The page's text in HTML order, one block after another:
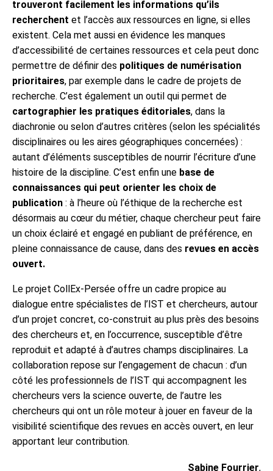
trouveront facilement les informations qu’ils
recherchent et l’accès aux ressources en ligne, si elles
existent. Cela met aussi en évidence les manques
d’accessibilité de certaines ressources et cela peut donc
permettre de définir des politiques de numérisation
prioritaires, par exemple dans le cadre de projets de
recherche. C’est également un outil qui permet de
cartographier les pratiques éditoriales, dans la
diachronie ou selon d’autres critères (selon les spécialités
disciplinaires ou les aires géographiques concernées) :
autant d’éléments susceptibles de nourrir l’écriture d’une
histoire de la discipline. C’est enfin une base de
connaissances qui peut orienter les choix de
publication : à l’heure où l’éthique de la recherche est
désormais au cœur du métier, chaque chercheur peut faire
un choix éclairé et engagé en publiant de préférence, en
pleine connaissance de cause, dans des revues en accès
ouvert.
Le projet CollEx-Persée offre un cadre propice au
dialogue entre spécialistes de l’IST et chercheurs, autour
d’un projet concret, co-construit au plus près des besoins
des chercheurs et, en l’occurrence, susceptible d’être
reproduit et adapté à d’autres champs disciplinaires. La
collaboration repose sur l’engagement de chacun : d’un
côté les professionnels de l’IST qui accompagnent les
chercheurs vers la science ouverte, de l’autre les
chercheurs qui ont un rôle moteur à jouer en faveur de la
visibilité scientifique des revues en accès ouvert, en leur
apportant leur contribution.
Sabine Fourrier,